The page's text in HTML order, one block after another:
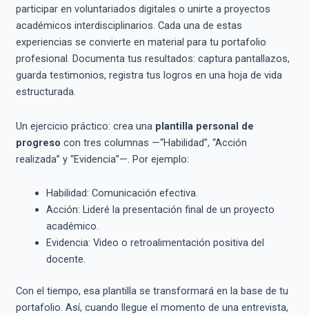
participar en voluntariados digitales o unirte a proyectos
académicos interdisciplinarios. Cada una de estas
experiencias se convierte en material para tu portafolio
profesional. Documenta tus resultados: captura pantallazos,
guarda testimonios, registra tus logros en una hoja de vida
estructurada.
Un ejercicio práctico: crea una plantilla personal de
progreso con tres columnas —“Habilidad”, “Acción
realizada” y “Evidencia”—. Por ejemplo:
Habilidad: Comunicación efectiva.
Acción: Lideré la presentación final de un proyecto
académico.
Evidencia: Video o retroalimentación positiva del
docente.
Con el tiempo, esa plantilla se transformará en la base de tu
portafolio. Así, cuando llegue el momento de una entrevista,